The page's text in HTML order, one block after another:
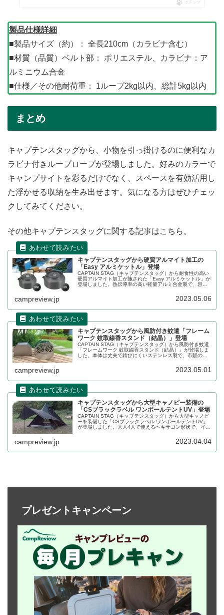
ポチップ
製品仕様詳細
■製品サイズ（約）： 全長210cm（カラビナ含む）
■材質（品質）ベルト部： ポリエステル、カラビナ：ア
ルミニウム合金
■仕様／その他耐荷重： 1ループ2kg以内、総計5kg以内
まとめ
キャプテンスタッグから、小物を引っ掛けるのに便利なカ
ラビナ付きループロープが登場しました。好みのカラーで
キャンプサイトを彩るだけでなく、スペースを有効活用し
た浮かせる収納を生み出せます。気になる方はぜひチェッ
クしてみてください。
その他キャプテンスタッグに関する記事はこちら。
キャプテンスタッグから硬質アルマイト加工の
「Easy アルミケットル」登場
CAPTAIN STAG（キャプテンスタッグ）から耐食性の高い
硬質アルマイト加工が施された「Easy アルミケットル」が
登場しました。熱伝導率の高い軽量アルミ合金製で、容量
campreview.jp 2023.05.06
キャプテンスタッグから風防付き蚊遣「フレーム
ワーク 蚊取線香スタンド（結晶）」登場
CAPTAIN STAG（キャプテンスタッグ）から風防付き蚊遣
「フレームワーク 蚊取線香スタンド（結晶）」が登場しま
した。本体は丈夫で錆びにくいステンレス製で、市販の太
campreview.jp 2023.05.01
キャプテンスタッグから大型キャノピー装備の
「CSブラックラベル ワンポールテントUV」登場
CAPTAIN STAG（キャプテンスタッグ）から大型キャノピ
ーを装備した「CSブラックラベル ワンポールテントUV」
が登場しました。大人4人で使えるヘキサゴン形状で、イン
物室を確保しています。詳細をレビューします。
campreview.jp 2023.04.04
プレゼントキャンペーン